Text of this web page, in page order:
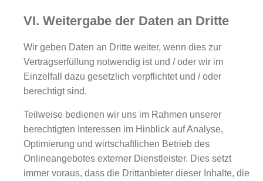
VI. Weitergabe der Daten an Dritte
Wir geben Daten an Dritte weiter, wenn dies zur
Vertragserfüllung notwendig ist und / oder wir im
Einzelfall dazu gesetzlich verpflichtet und / oder
berechtigt sind.
Teilweise bedienen wir uns im Rahmen unserer
berechtigten Interessen im Hinblick auf Analyse,
Optimierung und wirtschaftlichen Betrieb des
Onlineangebotes externer Dienstleister. Dies setzt
immer voraus, dass die Drittanbieter dieser Inhalte, die